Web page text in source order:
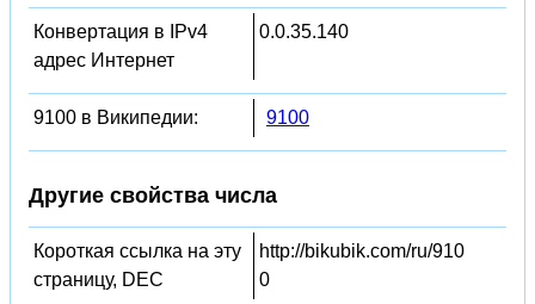
Конвертация в IPv4
адрес Интернет
0.0.35.140
9100 в Википедии: 9100
Другие свойства числа
Короткая ссылка на эту
страницу, DEC
http://bikubik.com/ru/910
0